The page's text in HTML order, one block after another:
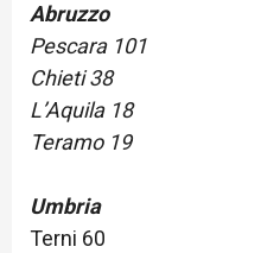
Abruzzo
Pescara 101
Chieti 38
L’Aquila 18
Teramo 19
Umbria
Terni 60